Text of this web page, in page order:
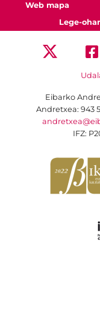
Web mapa
Lege-
Eibarko
Andretxea: 943
IFZ: